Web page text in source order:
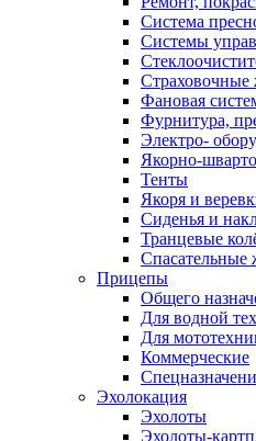
Система
Системы
Фановая
Фурнитура,
Электро-
Якорно-
Тенты
Якоря и
Сиденья и
Транцевые
Спасательные
Прицепы
Общего
Для водной
Для
Коммерческие
Эхолокация
Эхолоты
Эхолоты-